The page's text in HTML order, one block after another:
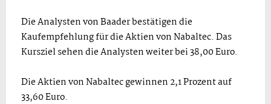
Die Analysten von Baader bestätigen die
Kaufempfehlung für die Aktien von Nabaltec. Das
Kursziel sehen die Analysten weiter bei 38,00 Euro.
Die Aktien von Nabaltec gewinnen 2,1 Prozent auf
33,60 Euro.